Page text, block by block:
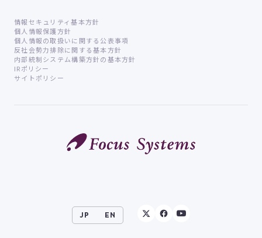
JP EN
情報セキュリティ基本方針
個人情報保護方針
個人情報の取扱いに関する公表事項
反社会勢力排除に関する基本方針
内部統制システム構築方針の基本方針
IRポリシー
サイトポリシー